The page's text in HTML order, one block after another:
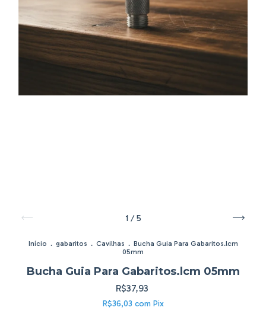
1/5
Início . gabaritos . Cavilhas . Bucha Guia Para Gabaritos.lcm
05mm
Bucha Guia Para Gabaritos.lcm 05mm
R$37,93
R$36,03 com Pix